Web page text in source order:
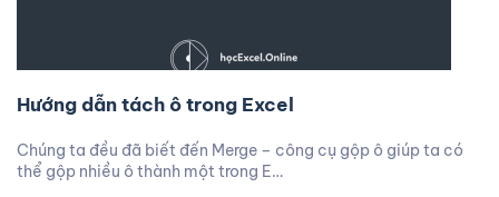
Hướng dẫn tách ô trong Excel
Chúng ta đều đã biết đến Merge – công cụ gộp ô giúp ta có
thể gộp nhiều ô thành một trong E…